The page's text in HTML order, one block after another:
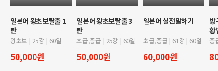
일본어 왕초보탈출 1
탄
왕초보 | 25강 | 60일
50,000원
일본어 왕초보탈출 3
탄
초급,중급 | 25강 | 60일
50,000원
일본어 실전말하기
초급,중급 | 61강 | 60일
60,000원
방
황
[중